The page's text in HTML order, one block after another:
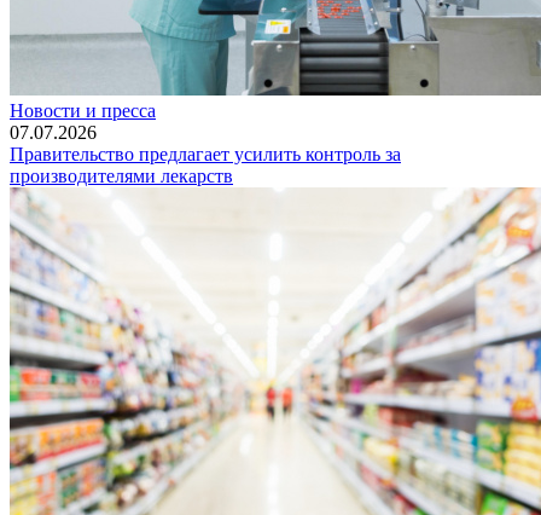
Новости и пресса
07.07.2026
Правительство предлагает усилить контроль за
производителями лекарств